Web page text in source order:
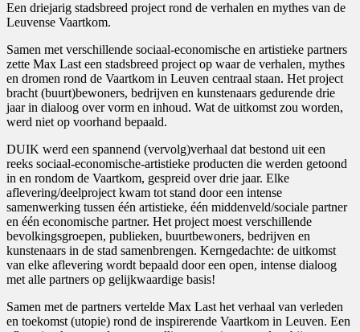
Een driejarig stadsbreed project rond de verhalen en mythes van de
Leuvense Vaartkom.
Samen met verschillende sociaal-economische en artistieke partners
zette Max Last een stadsbreed project op waar de verhalen, mythes
en dromen rond de Vaartkom in Leuven centraal staan. Het project
bracht (buurt)bewoners, bedrijven en kunstenaars gedurende drie
jaar in dialoog over vorm en inhoud. Wat de uitkomst zou worden,
werd niet op voorhand bepaald.
DUIK werd een spannend (vervolg)verhaal dat bestond uit een
reeks sociaal-economische-artistieke producten die werden getoond
in en rondom de Vaartkom, gespreid over drie jaar. Elke
aflevering/deelproject kwam tot stand door een intense
samenwerking tussen één artistieke, één middenveld/sociale partner
en één economische partner. Het project moest verschillende
bevolkingsgroepen, publieken, buurtbewoners, bedrijven en
kunstenaars in de stad samenbrengen. Kerngedachte: de uitkomst
van elke aflevering wordt bepaald door een open, intense dialoog
met alle partners op gelijkwaardige basis!
Samen met de partners vertelde Max Last het verhaal van verleden
en toekomst (utopie) rond de inspirerende Vaartkom in Leuven. Een